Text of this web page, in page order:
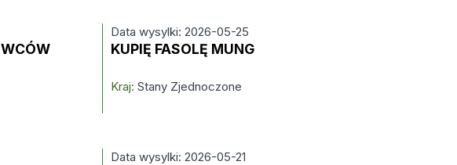
Data wysylki: 2026-05-25
KUPIĘ FASOLĘ MUNG
Kraj: Stany Zjednoczone
Data wysylki: 2026-05-21